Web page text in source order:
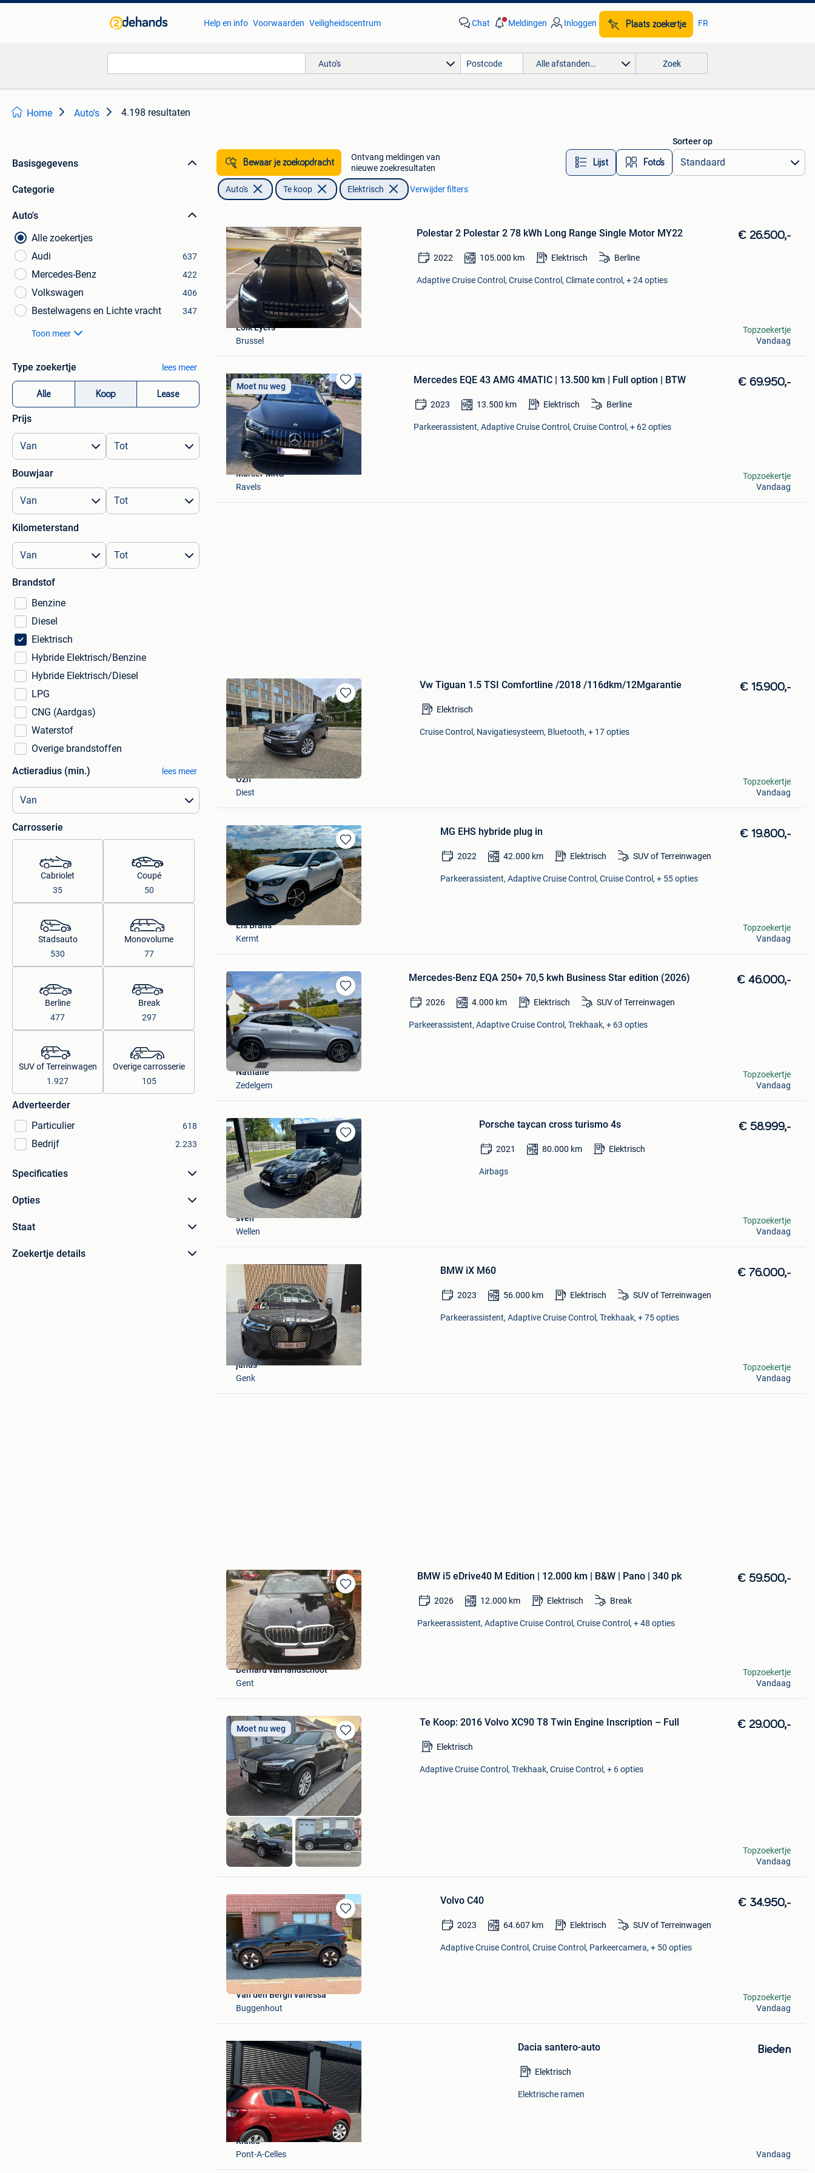
Help en info Voorwaarden Veiligheidscentrum Chat Meldingen Inloggen Plaats zoekertje FR
Auto's Alle afstanden… Zoek
Home Auto's 4.198 resultaten
Basisgegevens
Categorie
Auto's
Alle zoekertjes
Audi
637
Mercedes-Benz 422
Volkswagen 406
Bestelwagens en Lichte vracht 347
Toon meer
Type zoekertje lees meer
Alle Koop Lease
Prijs
Bouwjaar
Kilometerstand
Brandstof
Benzine
Diesel
Elektrisch
Hybride Elektrisch/Benzine
Hybride Elektrisch/Diesel
LPG
CNG (Aardgas)
Waterstof
Overige brandstoffen
Actieradius (min.)
lees meer
Carrosserie
Cabriolet
35
Coupé
50
Stadsauto
530
Monovolume
77
Berline
477
Break
297
SUV of Terreinwagen
1.927
Overige carrosserie
105
Adverteerder
Particulier
618
Bedrijf 2.233
Specificaties
Opties
Staat
Zoekertje details
Bewaar je zoekopdracht
Ontvang meldingen van
nieuwe zoekresultaten
Lijst Foto’s
Sorteer op
Auto's Te koop Elektrisch Verwijder filters
Mijn
Favorieten
Polestar 2 Polestar 2 78 kWh Long Range Single Motor MY22 € 26.500,-
2022 105.000 km Elektrisch Berline
Adaptive Cruise Control, Cruise Control, Climate control, + 24 opties
Loïk Eyers
Brussel
Topzoekertje
Vandaag
Bewaren
in
Mijn
Favorieten
Moet nu weg
Mercedes EQE 43 AMG 4MATIC | 13.500 km | Full option | BTW € 69.950,-
2023 13.500 km Elektrisch Berline
Parkeerassistent, Adaptive Cruise Control, Cruise Control, + 62 opties
Marcel-MKG
Ravels
Topzoekertje
Vandaag
Bewaren
in
Mijn
Favorieten
Vw Tiguan 1.5 TSI Comfortline /2018 /116dkm/12Mgarantie € 15.900,-
Elektrisch
Cruise Control, Navigatiesysteem, Bluetooth, + 17 opties
Ozn
Diest
Topzoekertje
Vandaag
Bewaren
in
Mijn
Favorieten
MG EHS hybride plug in € 19.800,-
2022 42.000 km Elektrisch SUV of Terreinwagen
Parkeerassistent, Adaptive Cruise Control, Cruise Control, + 55 opties
Els Brans
Kermt
Topzoekertje
Vandaag
Bewaren
in
Mijn
Favorieten
Mercedes-Benz EQA 250+ 70,5 kwh Business Star edition (2026) € 46.000,-
2026 4.000 km Elektrisch SUV of Terreinwagen
Parkeerassistent, Adaptive Cruise Control, Trekhaak, + 63 opties
Nathalie
Zedelgem
Topzoekertje
Vandaag
Bewaren
in
Mijn
Favorieten
Porsche taycan cross turismo 4s € 58.999,-
2021 80.000 km Elektrisch
Airbags
sven
Wellen
Topzoekertje
Vandaag
Mijn
Favorieten
BMW iX M60 € 76.000,-
2023 56.000 km Elektrisch SUV of Terreinwagen
Parkeerassistent, Adaptive Cruise Control, Trekhaak, + 75 opties
janus
Genk
Topzoekertje
Vandaag
Bewaren
in
Mijn
Favorieten
BMW i5 eDrive40 M Edition | 12.000 km | B&W | Pano | 340 pk € 59.500,-
2026 12.000 km Elektrisch Break
Parkeerassistent, Adaptive Cruise Control, Cruise Control, + 48 opties
Bernard van landschoot
Gent
Topzoekertje
Vandaag
Bewaren
in
Mijn
Favorieten
Moet nu weg
​Te Koop: 2016 Volvo XC90 T8 Twin Engine Inscription – Full € 29.000,-
Elektrisch
Adaptive Cruise Control, Trekhaak, Cruise Control, + 6 opties
lucky_ozay
Temse
Topzoekertje
Vandaag
Bewaren
in
Mijn
Favorieten
Volvo C40 € 34.950,-
2023 64.607 km Elektrisch SUV of Terreinwagen
Adaptive Cruise Control, Cruise Control, Parkeercamera, + 50 opties
Van den Bergh vanessa
Buggenhout
Topzoekertje
Vandaag
Bewaren
Dacia santero-auto Bieden
Elektrisch
Elektrische ramen
Klakla
Pont-A-Celles
Vandaag